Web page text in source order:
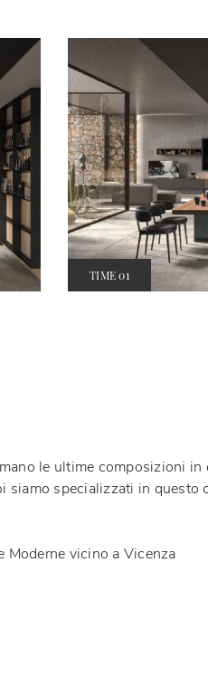
TIME 01
le ultime composizioni
specializzati in questo
Moderne vicino a Vicenza